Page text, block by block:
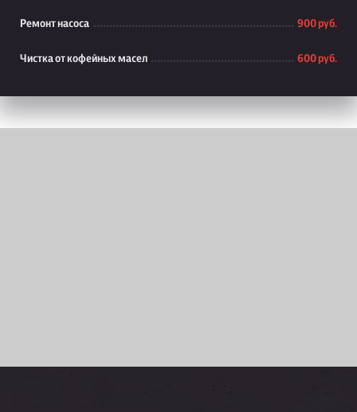
Ремонт насоса 900 руб.
Чистка от кофейных масел 600 руб.